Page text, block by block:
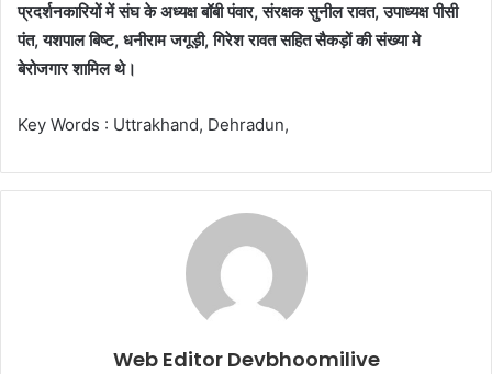
प्रदर्शनकारियों में संघ के अध्यक्ष बॉबी पंवार, संरक्षक सुनील रावत, उपाध्यक्ष पीसी
पंत, यशपाल बिष्ट, धनीराम जगूड़ी, गिरेश रावत सहित सैकड़ों की संख्या मे
बेरोजगार शामिल थे।
Key Words : Uttrakhand, Dehradun,
Web Editor Devbhoomilive